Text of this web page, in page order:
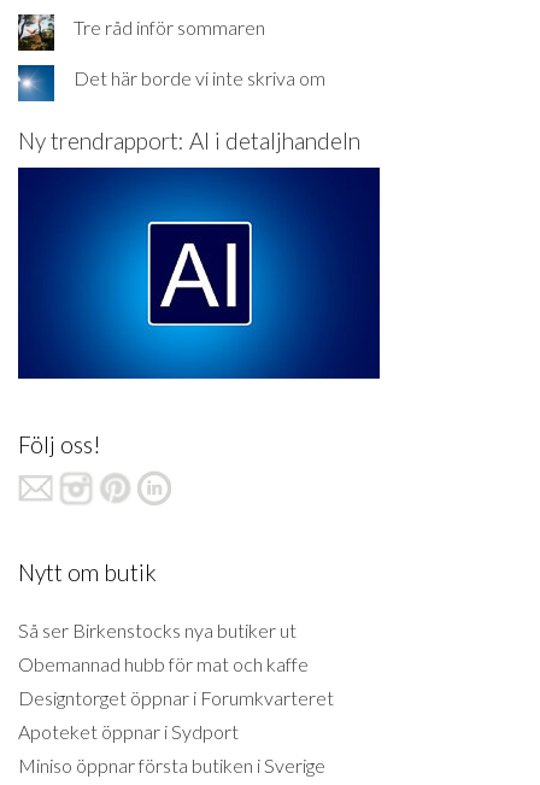
Tre råd inför sommaren
Det här borde vi inte skriva om
Ny trendrapport: AI i detaljhandeln
Följ oss!
Nytt om butik
Så ser Birkenstocks nya butiker ut
Obemannad hubb för mat och kaffe
Designtorget öppnar i Forumkvarteret
Apoteket öppnar i Sydport
Miniso öppnar första butiken i Sverige